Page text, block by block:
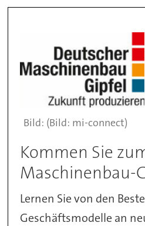
(Bild: mi-connect)
Kommen Sie
Maschinenbau-
Lernen Sie von den
Geschäftsmodelle an